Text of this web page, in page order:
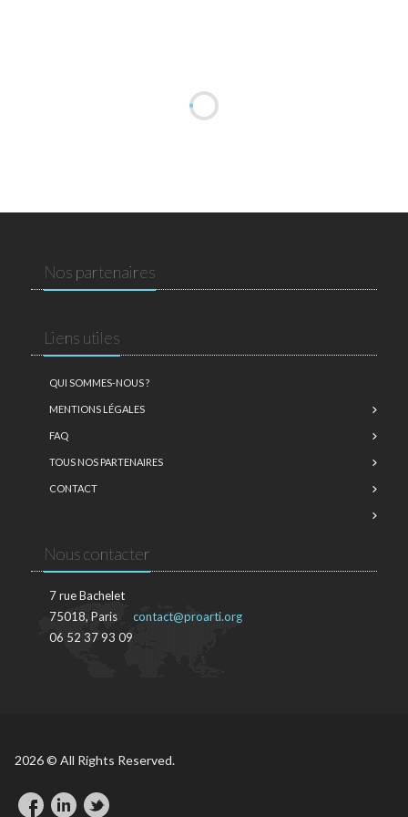
Nos partenaires
Liens utiles
QUI SOMMES-NOUS ?
MENTIONS LÉGALES
FAQ
TOUS NOS PARTENAIRES
CONTACT
Nous contacter
7 rue Bachelet
75018, Paris
06 52 37 93 09
contact@proarti.org
2026 © All Rights Reserved.